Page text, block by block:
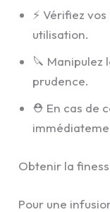
⚡ Vérifiez
utilisation.
🔪 Manipulez
prudence.
⛑️ En cas de
Obtenir la
Pour une